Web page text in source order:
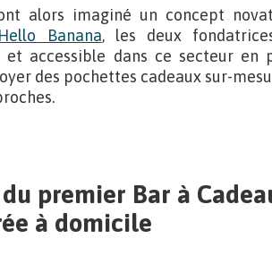
alors imaginé un concept
Hello Banana, les deux
accessible dans ce secteur en
des pochettes cadeaux sur-
premier Bar à
à domicile